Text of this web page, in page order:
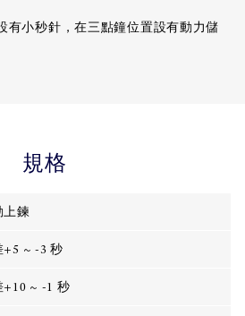
有小秒針，在三點鐘位置設有動力儲
規格
上鍊
+5 ~ -3 秒
+10 ~ -1 秒